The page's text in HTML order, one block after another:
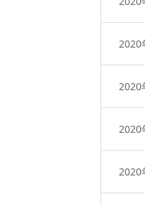
2020
2020
2020
2020